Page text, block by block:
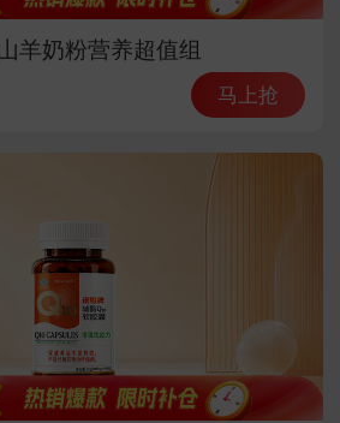
羊奶粉营养超值组
马上抢